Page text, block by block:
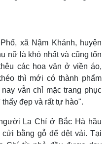
xã Nậm Khánh, huyện
nữ là khó nhất và cũng tốn
các hoa văn ở viền áo,
thì mới có thành phẩm
vẫn chỉ mặc trang phục
đẹp và rất tự hào".
La Chí ở Bắc Hà hầu
bằng gỗ để dệt vải. Tại